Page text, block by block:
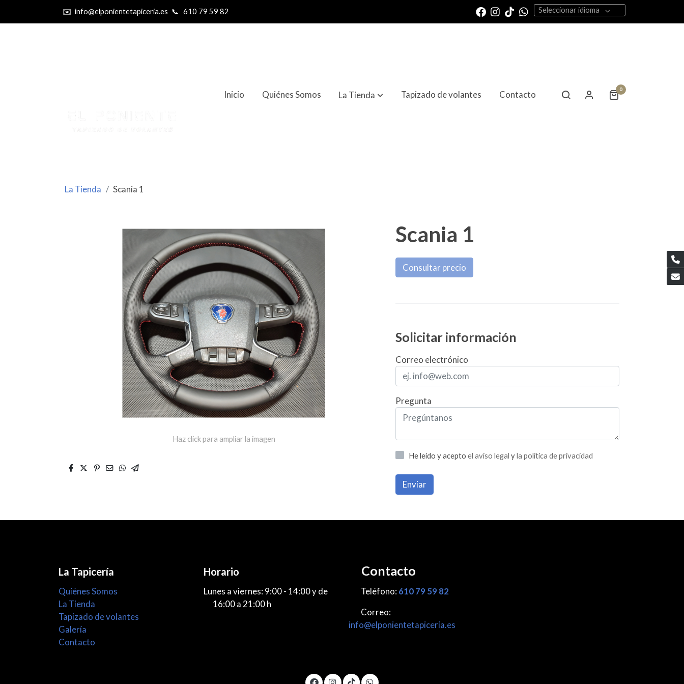
✉️ info@elponientetapiceria.es 📞 610 79 59 82 Seleccionar idioma
Inicio Quiénes Somos La Tienda Tapizado de volantes Contacto 0
La Tienda Scania 1
Haz click para ampliar la imagen
Scania 1
Consultar precio
Solicitar información
Correo electrónico
Pregunta
He leído y acepto el aviso legal yla política de privacidad
Enviar
La Tapicería
Quiénes Somos
La Tienda
Tapizado de volantes
Galería
Contacto
Horario
Lunes a viernes: 9:00 - 14:00 y de
16:00 a 21:00 h
Contacto
Teléfono: 610 79 59 82
Correo:
info@elponientetapiceria.es